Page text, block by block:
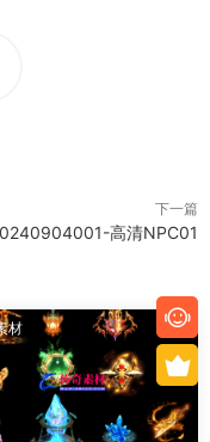
下一篇
高清NPC01
材